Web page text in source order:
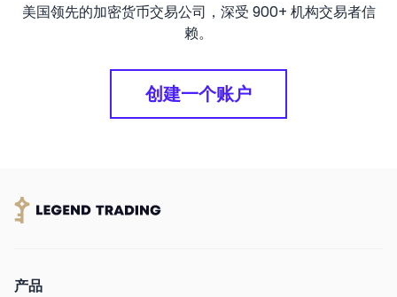
美国领先的加密货币交易公司，深受 900+ 机构交易者信
赖。
创建一个账户
产品